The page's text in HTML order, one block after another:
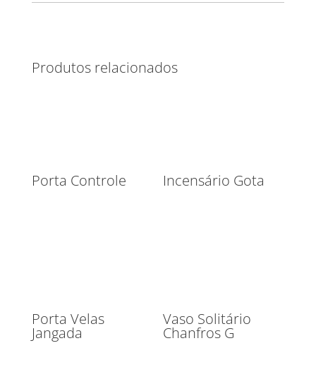
Produtos relacionados
Porta Controle Incensário Gota
Porta Velas
Jangada
Vaso Solitário
Chanfros G